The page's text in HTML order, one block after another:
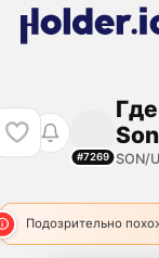
#7269 SON/
Подозрительно
SON